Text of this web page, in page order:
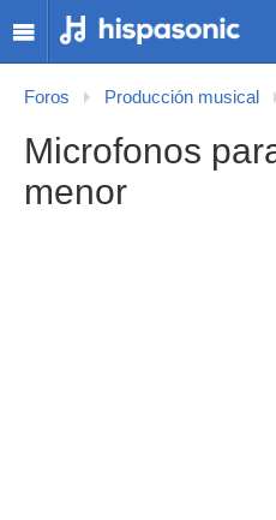
Foros Producción musical
Microfonos
menor